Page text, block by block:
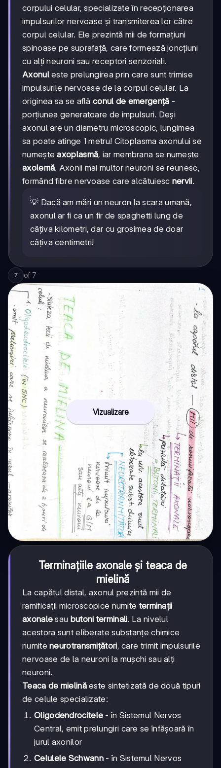
corpului celular, specializate în recepționarea
impulsurilor nervoase și transmiterea lor către
corpul celular. Ele prezintă mii de formațiuni
spinoase pe suprafață, care formează joncțiuni
cu alți neuroni sau receptori senzoriali.
Axonuleste prelungirea prin care sunt trimise
impulsurile nervoase de la corpul celular. La
originea sa se aflăconul de emergență -
porțiunea generatoare de impulsuri. Deși
axonul are un diametru microscopic, lungimea
sa poate atinge 1 metru! Citoplasma axonului se
numeșteaxoplasmă, iar membrana se numește
axolemă. Axonii mai multor neuroni se reunesc,
formând fibre nervoase care alcătuiesc nervii.
💡 Dacă am mări un neuron la scara umană,
axonul ar fi ca un fir de spaghetti lung de
câțiva kilometri, dar cu grosimea de doar
câțiva centimetri!
7 of 7
Vizualizare
Terminațiile axonale și teaca de
mielină
La capătul distal, axonul prezintă mii de
ramificații microscopice numite terminații
axonale sau butoni terminali. La nivelul
acestora sunt eliberate substanțe chimice
numiteneurotransmițători, care trimit impulsurile
nervoase de la neuroni la mușchi sau alți
neuroni.
Teaca de mielinăeste sintetizată de două tipuri
de celule specializate:
Oligodendrocitele - în Sistemul Nervos
Central, emit prelungiri care se înfășoară în
jurul axonilor
Celulele Schwann- în Sistemul Nervos